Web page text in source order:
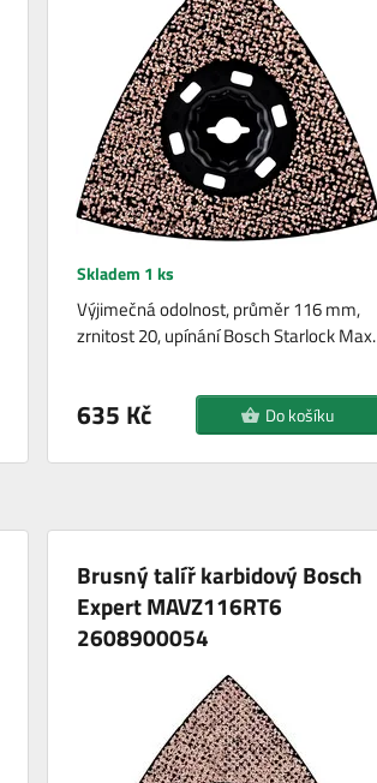
Skladem 1 ks
Výjimečná odolnost, průměr 116 mm,
zrnitost 20, upínání Bosch Starlock Max.
635 Kč Do košíku
Brusný talíř karbidový Bosch
Expert MAVZ116RT6
2608900054